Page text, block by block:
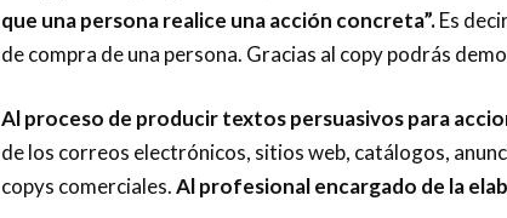
que una persona realice una acción concreta”.Es
de compra de una persona. Gracias al copy podrás
Al proceso de producir textos persuasivos para
de los correos electrónicos, sitios web, catálogos,
copys comerciales.Al profesional encargado de la